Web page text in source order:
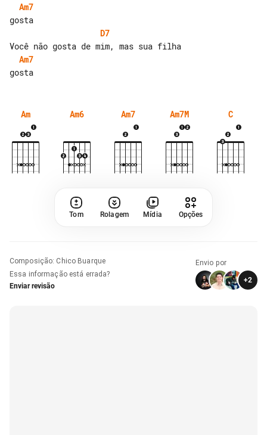
Am7
D7
Am7
Am Am6 Am7 Am7M C
Tom Rolagem Mídia Opções
Composição: Chico Buarque
Essa informação está errada?
Enviar revisão
Envio por
+2